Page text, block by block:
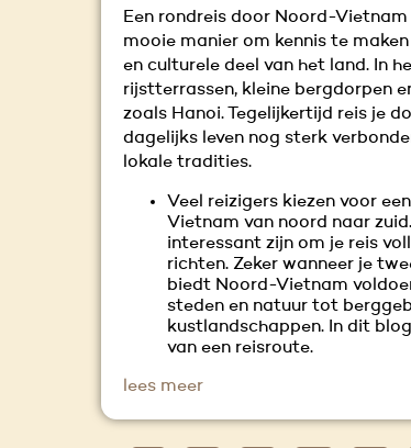
Een rondreis door Noord-Vietnam
mooie manier om kennis te
en culturele deel van het land. In
rijstterrassen, kleine bergdorpen
zoals Hanoi. Tegelijkertijd reis je
dagelijks leven nog sterk
lokale tradities.
Veel reizigers kiezen voor
Vietnam van noord naar
interessant zijn om je reis
richten. Zeker wanneer je
biedt Noord-Vietnam
steden en natuur tot
kustlandschappen. In dit
van een reisroute.
lees meer